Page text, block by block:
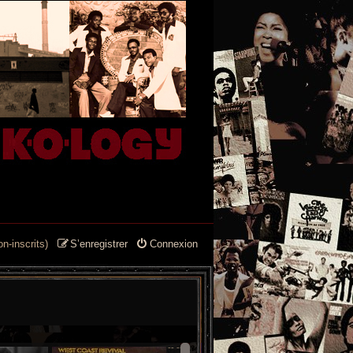
Connexion
S’enregistrer
inscrits)
-- --